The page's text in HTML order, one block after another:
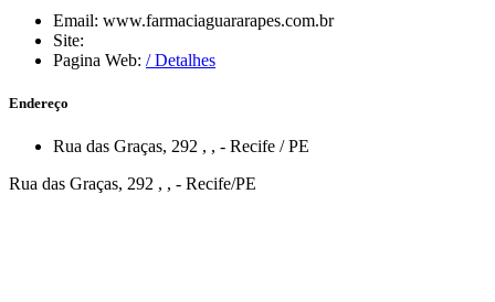
Email: www.farmaciaguararapes.com.br
Site:
Pagina Web: / Detalhes
Endereço
Rua das Graças, 292 , , - Recife /PE
Rua das Graças, 292 , , - Recife/PE